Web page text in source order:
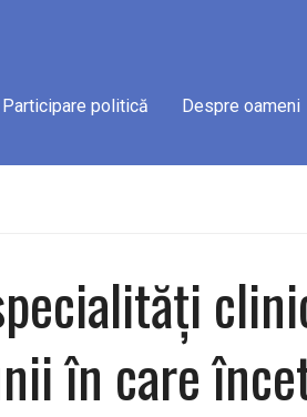
Participare politică Despre oameni
în care